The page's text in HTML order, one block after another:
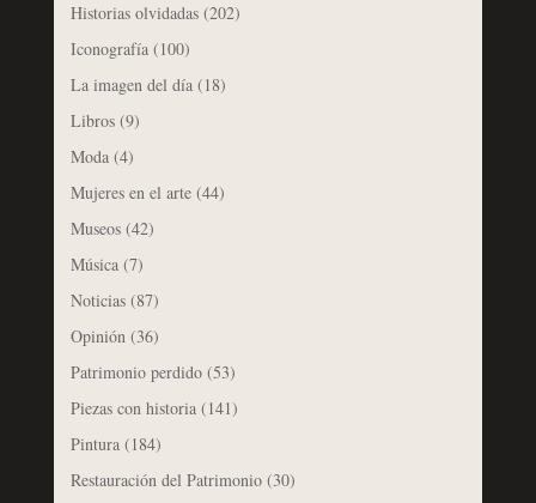
Historias olvidadas(202)
Iconografía(100)
La imagen del día(18)
Libros(9)
Moda(4)
Mujeres en el arte(44)
Museos(42)
Música(7)
Noticias(87)
Opinión(36)
Patrimonio perdido(53)
Piezas con historia(141)
Pintura(184)
Restauración del Patrimonio(30)